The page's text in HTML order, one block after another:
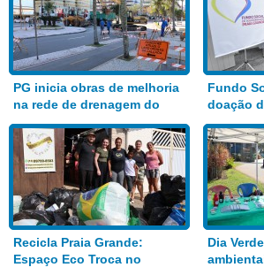
PG inicia obras de melhoria
na rede de drenagem do
Bairro Aviação
Fundo
doação
Recicla Praia Grande:
Espaço Eco Troca no
Dia